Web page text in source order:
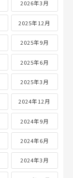
2026年3月
2025年12月
2025年9月
2025年6月
2025年3月
2024年12月
2024年9月
2024年6月
2024年3月